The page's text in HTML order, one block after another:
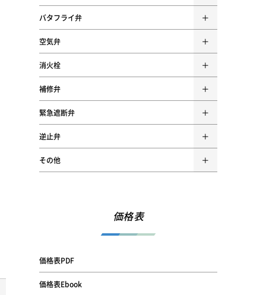
バタフライ弁
空気弁
消火栓
補修弁
緊急遮断弁
逆止弁
その他
価格表
価格表PDF
価格表Ebook